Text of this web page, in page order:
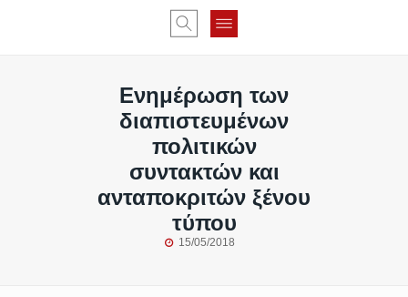
Ενημέρωση των
διαπιστευμένων
πολιτικών
συντακτών και
ανταποκριτών ξένου
τύπου
15/05/2018